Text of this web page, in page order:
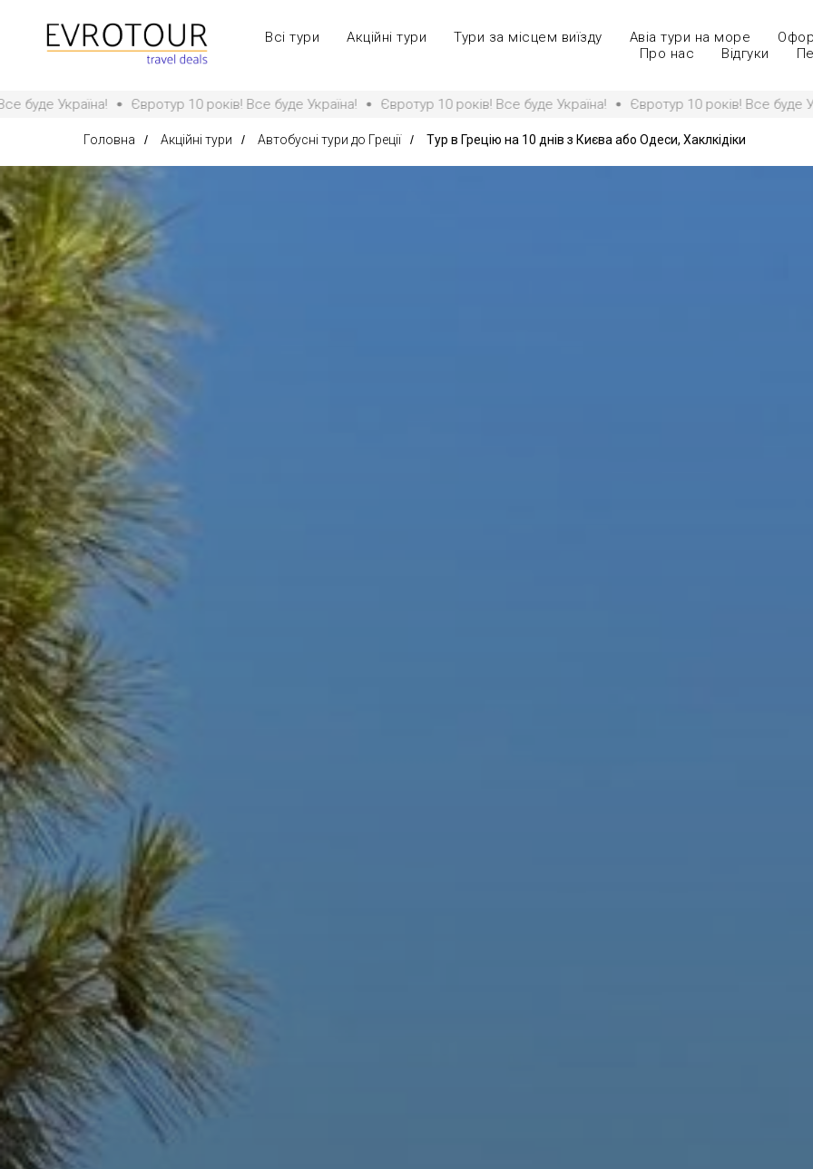
Всі тури Акційні тури Тури за місцем виїзду Авіа тури на море
Про нас
Відгуки
Євротур 10 років! Все буде Україна! Євротур 10 років! Все буде Україна! Євротур 10 років! Все буде Україна!
Головна / Акційні тури / Автобусні тури до Греції / Тур в Грецію на 10 днів з Києва або Одеси, Хаклкідіки